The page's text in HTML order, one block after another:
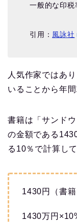
一般的な印
引用： 風詠社
人気作家ではあ
いることから年
書籍は「サンド
の金額である
る10％で計算し
1430円（書
1430万円